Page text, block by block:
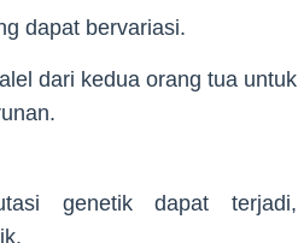
dapat bervariasi.
dari kedua orang tua untuk
genetik dapat terjadi,